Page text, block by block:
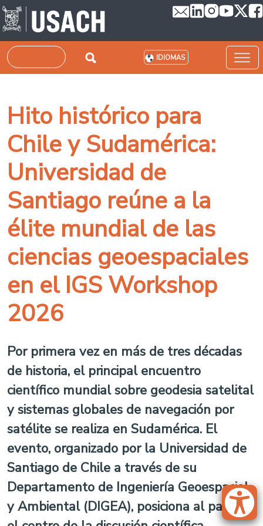
Pasar al contenido principal
Buscar IDIOMAS
Hito histórico para
Chile y Sudamérica:
Universidad de
Santiago reúne a la
élite mundial de las
ciencias geoespaciales
en el IGS Workshop
2026
Por primera vez en más de tres décadas
de historia, el principal encuentro
científico mundial sobre geodesia satelital
y sistemas globales de navegación por
satélite se realiza en Sudamérica. El
evento, organizado por la Universidad de
Santiago de Chile a través de su
Departamento de Ingeniería Geoespacial
y Ambiental (DIGEA), posiciona al país en